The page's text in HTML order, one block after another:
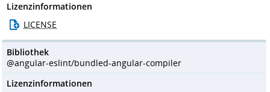
Lizenzinformationen
LICENSE
Bibliothek
@angular-eslint/bundled-angular-compiler
Lizenzinformationen